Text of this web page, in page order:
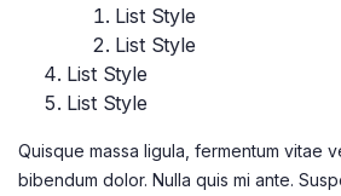
List Style
List Style
List Style
List Style
Quisque massa ligula, fermentum vitae
bibendum dolor. Nulla quis mi ante.